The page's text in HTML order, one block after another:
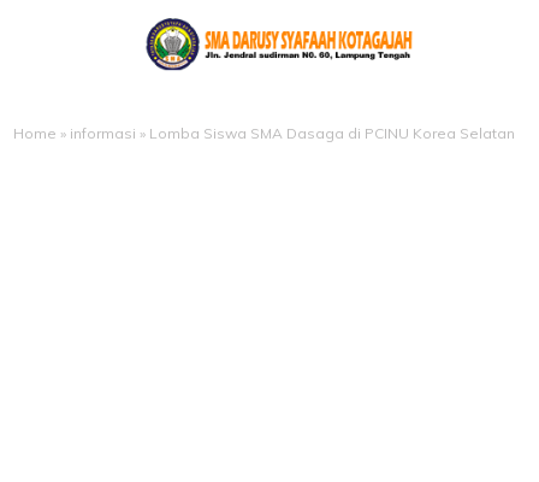
Home » informasi » Lomba Siswa SMA Dasaga di PCINU Korea Selatan